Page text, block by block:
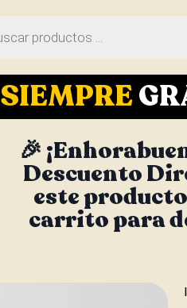
SIEMPRE
🎉
Descuento
este
carrito para